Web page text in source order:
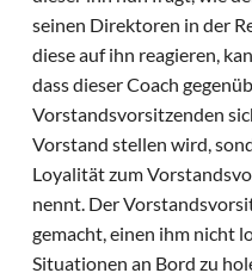
seinen Direktoren in der
diese auf ihn reagieren,
dass dieser Coach
Vorstandsvorsitzenden
Vorstand stellen wird,
Loyalität zum
nennt. Der
gemacht, einen ihm nicht
Situationen an Bord zu